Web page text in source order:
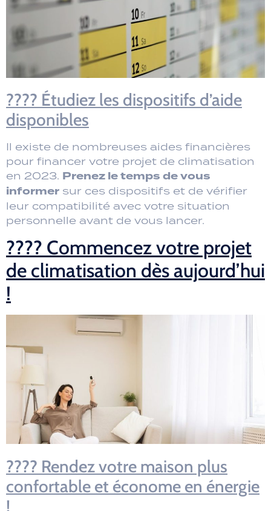
???? Étudiez les dispositifs d’aide
disponibles
Il existe de nombreuses aides financières
pour financer votre projet de climatisation
en 2023. Prenez le temps de vous
informer sur ces dispositifs et de vérifier
leur compatibilité avec votre situation
personnelle avant de vous lancer.
???? Commencez votre projet
de climatisation dès aujourd’hui
!
???? Rendez votre maison plus
confortable et économe en énergie
!